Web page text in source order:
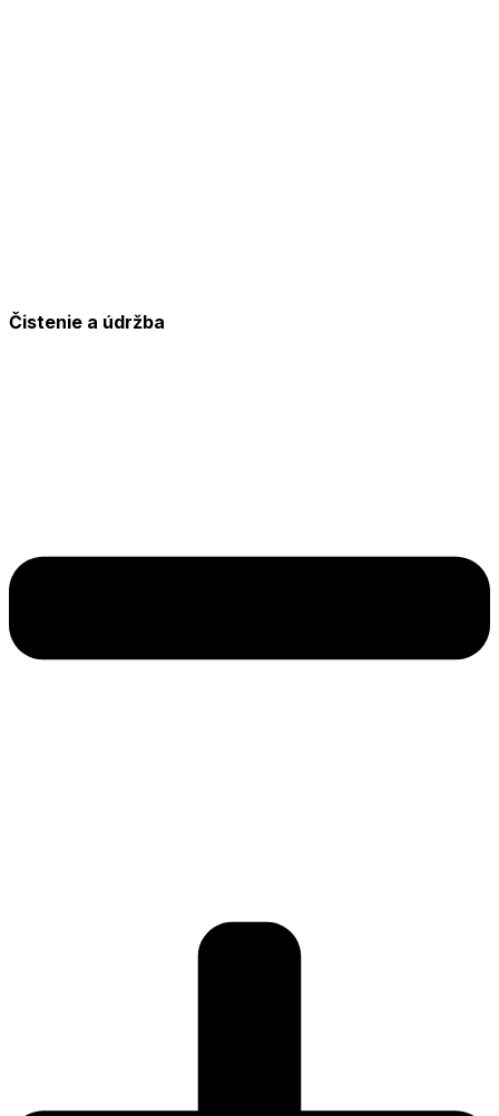
Čistenie a údržba